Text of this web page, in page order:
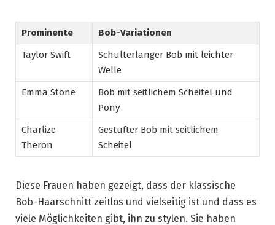
Prominente
Bob-Variationen
Taylor Swift
Schulterlanger Bob mit leichter
Welle
Emma Stone
Bob mit seitlichem Scheitel und
Pony
Charlize
Theron
Gestufter Bob mit seitlichem
Scheitel
Diese Frauen haben gezeigt, dass der klassische
Bob-Haarschnitt zeitlos und vielseitig ist und dass es
viele Möglichkeiten gibt, ihn zu stylen. Sie haben